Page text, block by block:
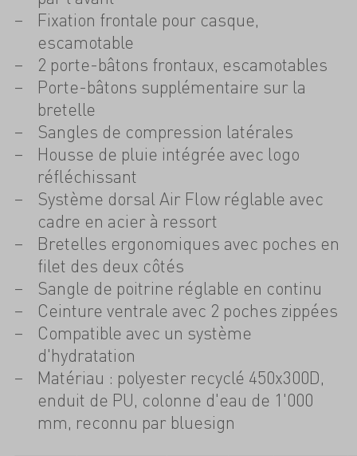
Fixation frontale pour casque,
escamotable
2 porte-bâtons frontaux, escamotables
Porte-bâtons supplémentaire sur la
bretelle
Sangles de compression latérales
Housse de pluie intégrée avec logo
réfléchissant
Système dorsal Air Flow réglable avec
cadre en acier à ressort
Bretelles ergonomiques avec poches en
filet des deux côtés
Sangle de poitrine réglable en continu
Ceinture ventrale avec 2 poches zippées
Compatible avec un système
d'hydratation
Matériau : polyester recyclé 450x300D,
enduit de PU, colonne d'eau de 1'000
mm, reconnu par bluesign